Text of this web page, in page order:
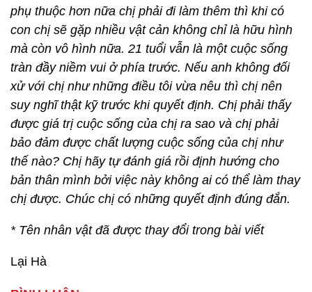
phụ thuộc hơn nữa chị phải đi làm thêm thì khi có
con chị sẽ gặp nhiều vật cản không chỉ là hữu hình
mà còn vô hình nữa. 21 tuổi vẫn là một cuộc sống
tràn đầy niềm vui ở phía trước. Nếu anh không đối
xử với chị như những điều tôi vừa nêu thì chị nên
suy nghĩ thật kỹ trước khi quyết định. Chị phải thấy
được giá trị cuộc sống của chị ra sao và chị phải
bảo đảm được chất lượng cuộc sống của chị như
thế nào? Chị hãy tự đánh giá rồi định hướng cho
bản thân mình bởi việc này không ai có thể làm thay
chị được. Chúc chị có những quyết định đúng đắn.
* Tên nhân vật đã được thay đổi trong bài viết
Lại Hà